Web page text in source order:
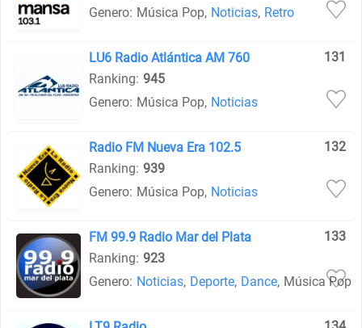
Genero: Música Pop, Noticias, Retro
LU6 Radio Atlántica AM 760
131
Ranking: 945
Genero: Música Pop, Noticias
Radio FM Nueva Era 102.5
132
Ranking: 939
Genero: Música Pop, Noticias
FM 99.9 Radio Mar del Plata
133
Ranking: 923
Genero: Noticias, Deporte, Dance, Música Pop